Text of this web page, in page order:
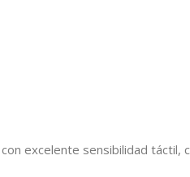
excelente sensibilidad